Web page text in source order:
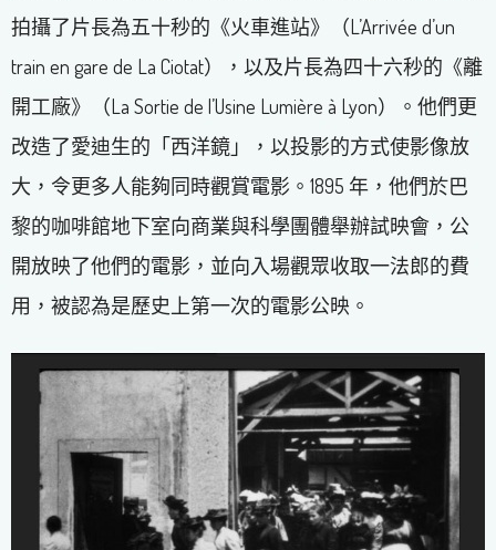
拍攝了片長為五十秒的《火車進站》（L’Arrivée d’un
train en gare de La Ciotat），以及片長為四十六秒的《離
開工廠》（La Sortie de l’Usine Lumière à Lyon）。他們更
改造了愛迪生的「西洋鏡」，以投影的方式使影像放
大，令更多人能夠同時觀賞電影。1895 年，他們於巴
黎的咖啡館地下室向商業與科學團體舉辦試映會，公
開放映了他們的電影，並向入場觀眾收取一法郎的費
用，被認為是歷史上第一次的電影公映。